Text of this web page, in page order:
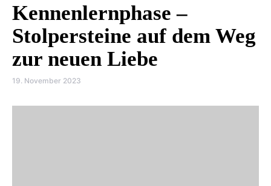
Kennenlernphase –
Stolpersteine auf dem Weg
zur neuen Liebe
19. November 2023